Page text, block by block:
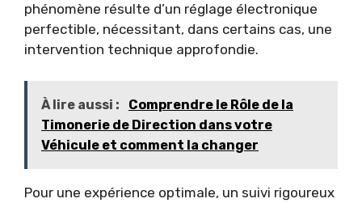
phénomène résulte d’un réglage électronique
perfectible, nécessitant, dans certains cas, une
intervention technique approfondie.
À lire aussi :
Comprendre le Rôle de la
Timonerie de Direction dans votre
Véhicule et comment la changer
Pour une expérience optimale, un suivi rigoureux